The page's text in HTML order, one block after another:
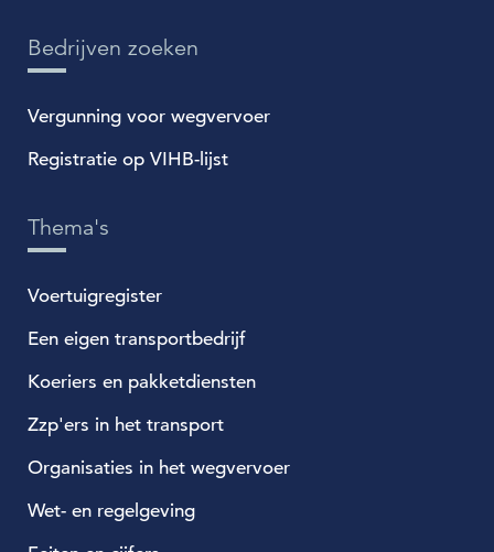
Bedrijven zoeken
Vergunning voor wegvervoer
Registratie op VIHB-lijst
Thema's
Voertuigregister
Een eigen transportbedrijf
Koeriers en pakketdiensten
Zzp'ers in het transport
Organisaties in het wegvervoer
Wet- en regelgeving